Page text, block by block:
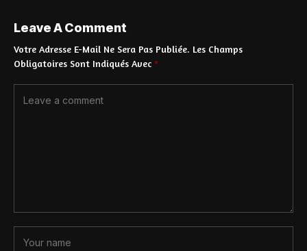
Leave A Comment
Votre Adresse E-Mail Ne Sera Pas Publiée. Les Champs
Obligatoires Sont Indiqués Avec *